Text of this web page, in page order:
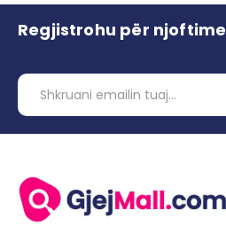
Regjistrohu për njoftime